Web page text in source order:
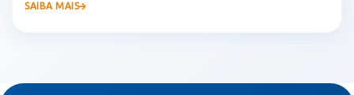
SAIBA MAIS